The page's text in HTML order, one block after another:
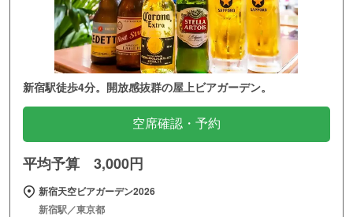
新宿駅徒歩4分。開放感抜群の屋上ビアガーデン。
空席確認・予約
平均予算 3,000円
新宿天空ビアガーデン2026
新宿駅／東京都